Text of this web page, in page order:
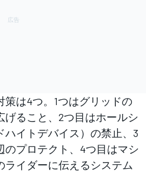
は4つ。1つはグリッドの
げること、2つ目はホールシ
ハイトデバイス）の禁止、3
のプロテクト、4つ目はマシ
ライダーに伝えるシステム